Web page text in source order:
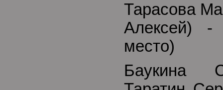
Тарасова
Алексей)
место)
Баукина